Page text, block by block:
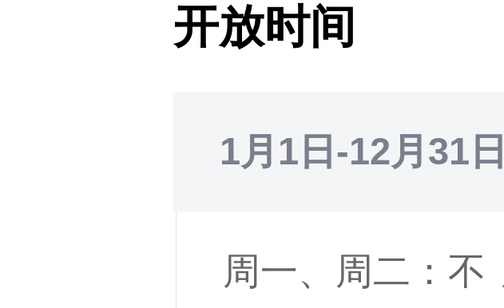
开放时间
1月1日-12月31日
周一、周二：不